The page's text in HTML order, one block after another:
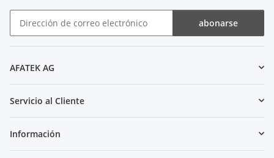
abonarse
AFATEK AG
Servicio al Cliente
Información